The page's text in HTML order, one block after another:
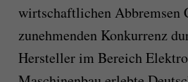
wirtschaftlichen Abbremsen
zunehmenden Konkurrenz
Hersteller im Bereich